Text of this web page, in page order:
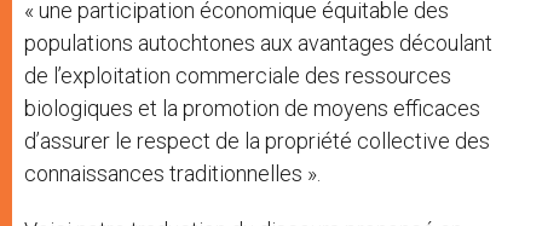
« une participation économique équitable des
populations autochtones aux avantages découlant
de l’exploitation commerciale des ressources
biologiques et la promotion de moyens efficaces
d’assurer le respect de la propriété collective des
connaissances traditionnelles ».